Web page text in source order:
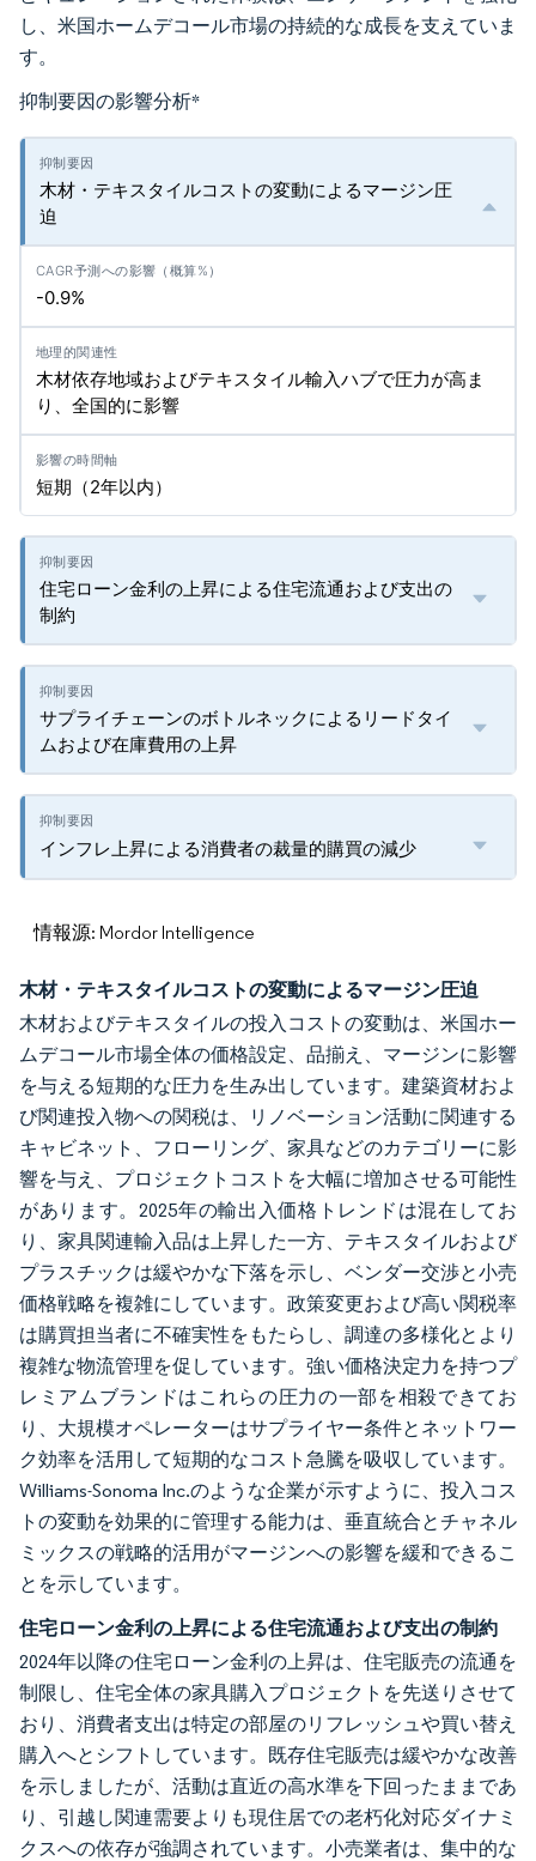
し、米国ホームデコール市場の持続的な成長を支えていま
す。
抑制要因の影響分析*
木材・テキスタイルコストの変動によるマージン圧
迫
-0.9%
木材依存地域およびテキスタイル輸入ハブで圧力が高ま
り、全国的に影響
短期（2年以内）
住宅ローン金利の上昇による住宅流通および支出の
制約
サプライチェーンのボトルネックによるリードタイ
ムおよび在庫費用の上昇
インフレ上昇による消費者の裁量的購買の減少
情報源: Mordor Intelligence
木材・テキスタイルコストの変動によるマージン圧迫
木材およびテキスタイルの投入コストの変動は、米国ホー
ムデコール市場全体の価格設定、品揃え、マージンに影響
を与える短期的な圧力を生み出しています。建築資材およ
び関連投入物への関税は、リノベーション活動に関連する
キャビネット、フローリング、家具などのカテゴリーに影
響を与え、プロジェクトコストを大幅に増加させる可能性
があります。2025年の輸出入価格トレンドは混在してお
り、家具関連輸入品は上昇した一方、テキスタイルおよび
プラスチックは緩やかな下落を示し、ベンダー交渉と小売
価格戦略を複雑にしています。政策変更および高い関税率
は購買担当者に不確実性をもたらし、調達の多様化とより
複雑な物流管理を促しています。強い価格決定力を持つプ
レミアムブランドはこれらの圧力の一部を相殺できてお
り、大規模オペレーターはサプライヤー条件とネットワー
ク効率を活用して短期的なコスト急騰を吸収しています。
Williams-Sonoma Inc.のような企業が示すように、投入コス
トの変動を効果的に管理する能力は、垂直統合とチャネル
ミックスの戦略的活用がマージンへの影響を緩和できるこ
とを示しています。
住宅ローン金利の上昇による住宅流通および支出の制約
2024年以降の住宅ローン金利の上昇は、住宅販売の流通を
制限し、住宅全体の家具購入プロジェクトを先送りさせて
おり、消費者支出は特定の部屋のリフレッシュや買い替え
購入へとシフトしています。既存住宅販売は緩やかな改善
を示しましたが、活動は直近の高水準を下回ったままであ
り、引越し関連需要よりも現住居での老朽化対応ダイナミ
クスへの依存が強調されています。小売業者は、集中的な